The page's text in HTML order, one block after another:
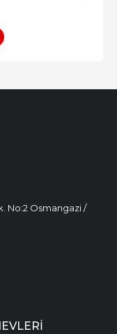
No:2 Osmangazi /